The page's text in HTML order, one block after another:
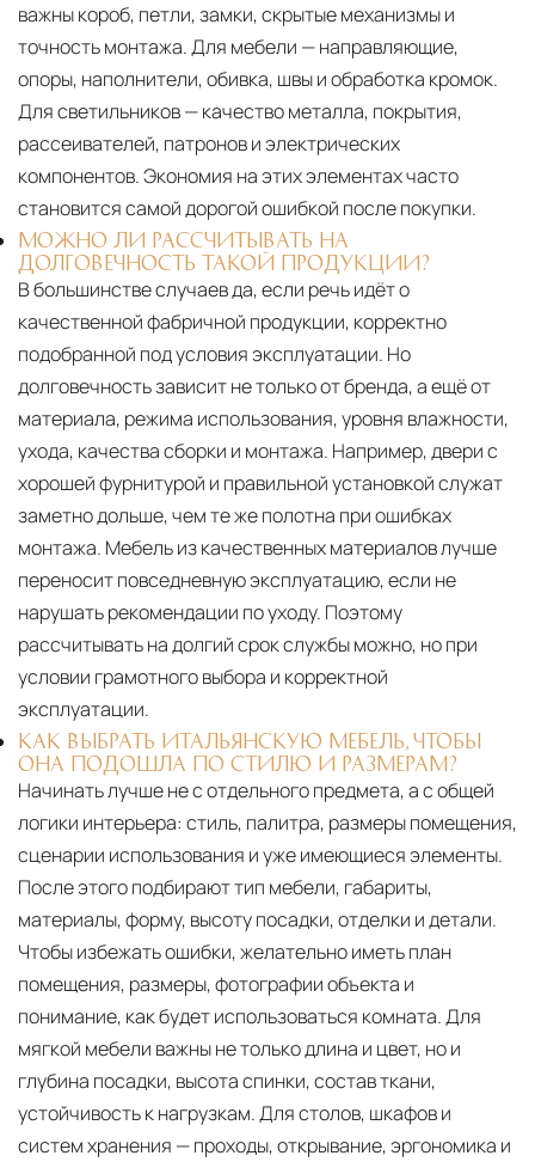
важны короб, петли, замки, скрытые механизмы и
точность монтажа. Для мебели — направляющие,
опоры, наполнители, обивка, швы и обработка кромок.
Для светильников — качество металла, покрытия,
рассеивателей, патронов и электрических
компонентов. Экономия на этих элементах часто
становится самой дорогой ошибкой после покупки.
МОЖНО ЛИ РАССЧИТЫВАТЬ НА
ДОЛГОВЕЧНОСТЬ ТАКОЙ ПРОДУКЦИИ?
В большинстве случаев да, если речь идёт о
качественной фабричной продукции, корректно
подобранной под условия эксплуатации. Но
долговечность зависит не только от бренда, а ещё от
материала, режима использования, уровня влажности,
ухода, качества сборки и монтажа. Например, двери с
хорошей фурнитурой и правильной установкой служат
заметно дольше, чем те же полотна при ошибках
монтажа. Мебель из качественных материалов лучше
переносит повседневную эксплуатацию, если не
нарушать рекомендации по уходу. Поэтому
рассчитывать на долгий срок службы можно, но при
условии грамотного выбора и корректной
эксплуатации.
КАК ВЫБРАТЬ ИТАЛЬЯНСКУЮ МЕБЕЛЬ, ЧТОБЫ
ОНА ПОДОШЛА ПО СТИЛЮ И РАЗМЕРАМ?
Начинать лучше не с отдельного предмета, а с общей
логики интерьера: стиль, палитра, размеры помещения,
сценарии использования и уже имеющиеся элементы.
После этого подбирают тип мебели, габариты,
материалы, форму, высоту посадки, отделки и детали.
Чтобы избежать ошибки, желательно иметь план
помещения, размеры, фотографии объекта и
понимание, как будет использоваться комната. Для
мягкой мебели важны не только длина и цвет, но и
глубина посадки, высота спинки, состав ткани,
устойчивость к нагрузкам. Для столов, шкафов и
систем хранения — проходы, открывание, эргономика и